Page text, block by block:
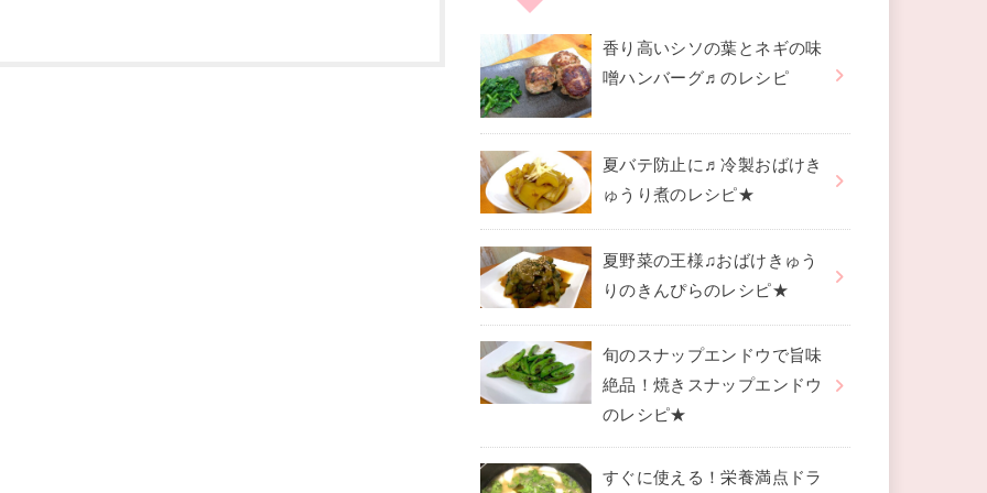
香り高いシソの葉とネギの味
噌ハンバーグ♬のレシピ
夏バテ防止に♬冷製おばけき
ゅうり煮のレシピ★
夏野菜の王様♫おばけきゅう
りのきんぴらのレシピ★
旬のスナップエンドウで旨味
絶品！焼きスナップエンドウ
のレシピ★
すぐに使える！栄養満点ドラ